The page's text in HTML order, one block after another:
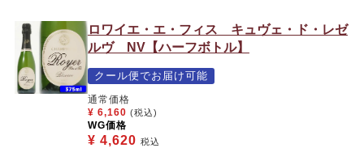
ロワイエ・エ・フィス キュヴェ・ド・レゼ
ルヴ NV【ハーフボトル】
クール便でお届け可能
通常価格
¥ 6,160 (税込)
WG価格
¥ 4,620 税込